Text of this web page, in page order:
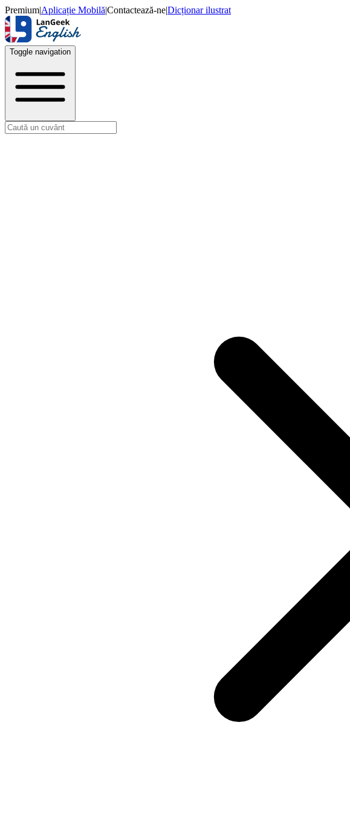
Premium|Aplicație Mobilă|Contactează-ne|Dicționar ilustrat
Toggle navigation